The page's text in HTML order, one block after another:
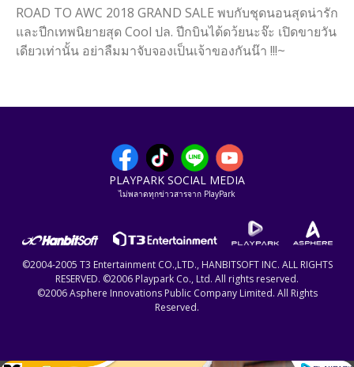
ROAD TO AWC 2018 GRAND SALE พบกับชุดนอนสุดน่ารัก
และปีกเทพนิยายสุด Cool ปล. ปีกบินได้ดว้ยนะจ๊ะ เปิดขายวัน
เดียวเท่านั้น อย่าลืมมาจับจองเป็นเจ้าของกันน๊า !!!~
PLAYPARK SOCIAL MEDIA
ไม่พลาดทุกข่าวสารจาก PlayPark
©2004-2005 T3 Entertainment CO.,LTD., HANBITSOFT INC. ALL RIGHTS
RESERVED. ©2006 Playpark Co., Ltd. All rights reserved.
©2006 Asphere Innovations Public Company Limited. All Rights
Reserved.